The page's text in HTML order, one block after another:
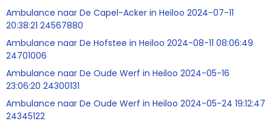
Ambulance naar De Capel-Acker in Heiloo 2024-07-11
20:38:21 24567880
Ambulance naar De Hofstee in Heiloo 2024-08-11 08:06:49
24701006
Ambulance naar De Oude Werf in Heiloo 2024-05-16
23:06:20 24300131
Ambulance naar De Oude Werf in Heiloo 2024-05-24 19:12:47
24345122